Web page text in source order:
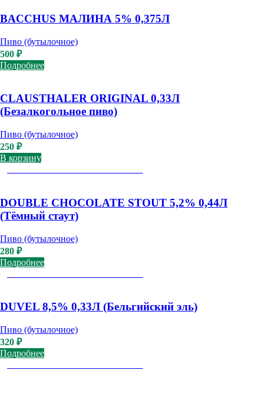
BACCHUS МАЛИНА 5% 0,375Л
Пиво (бутылочное)
500 ₽
Подробнее
CLAUSTHALER ORIGINAL 0,33Л
(Безалкогольное пиво)
Пиво (бутылочное)
250 ₽
В корзину
DOUBLE CHOCOLATE STOUT 5,2% 0,44Л
(Тёмный стаут)
Пиво (бутылочное)
280 ₽
Подробнее
DUVEL 8,5% 0,33Л (Бельгийский эль)
Пиво (бутылочное)
320 ₽
Подробнее